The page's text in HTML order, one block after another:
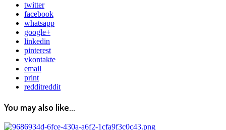
twitter
facebook
whatsapp
google+
linkedin
pinterest
vkontakte
email
print
redditreddit
You may also like...